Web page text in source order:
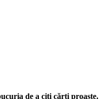
de a citi cărţi proaste.